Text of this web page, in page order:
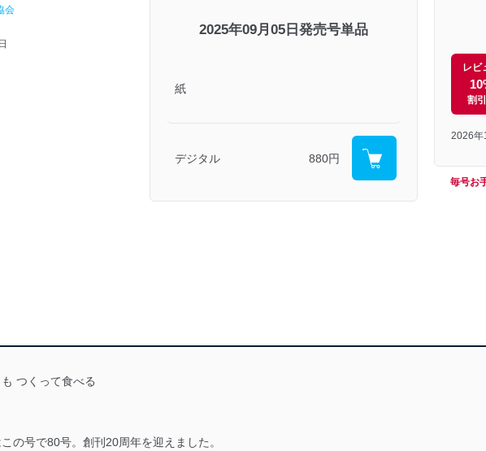
会
2025年09月05日発売号単品
紙
デジタル 880円
レビ
割
2026年
毎号お
つくって食べる
この号で80号。創刊20周年を迎えました。